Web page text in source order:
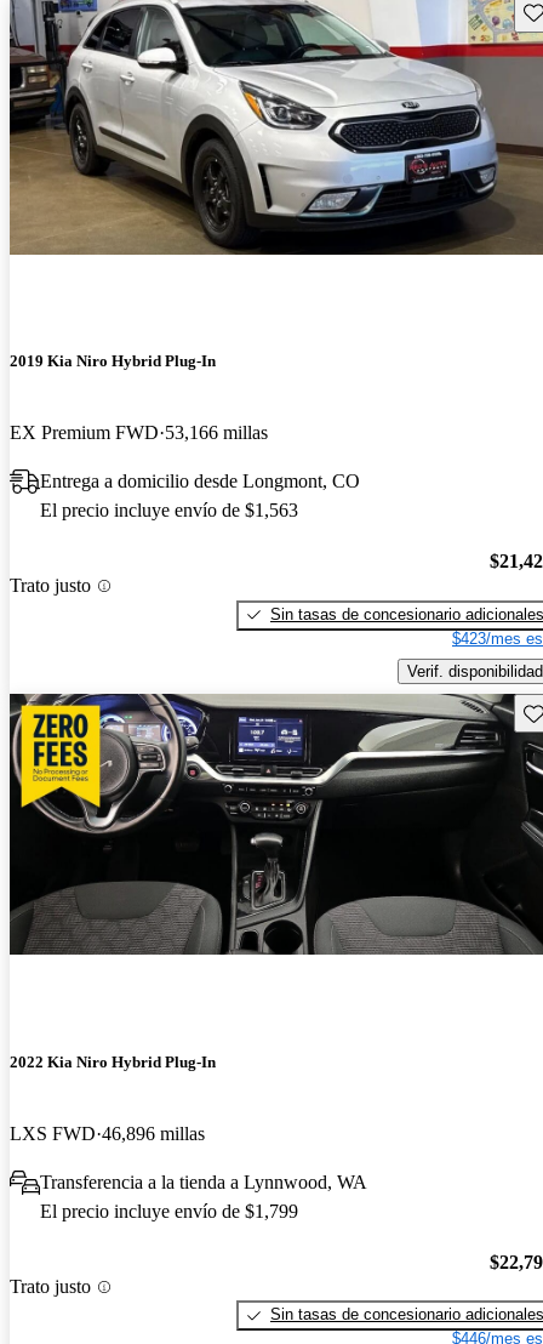
2019 Kia Niro Hybrid Plug-In
EX Premium FWD 53,166 millas
Entrega a domicilio desde Longmont, CO
El precio incluye envío de $1,563
Trato justo
Sin tasas de concesionario adicionales
$423/mes
Verif. disponibilidad
2022 Kia Niro Hybrid Plug-In
LXS FWD 46,896 millas
Transferencia a la tienda a Lynnwood, WA
El precio incluye envío de $1,799
Trato justo
Sin tasas de concesionario adicionales
$446/mes